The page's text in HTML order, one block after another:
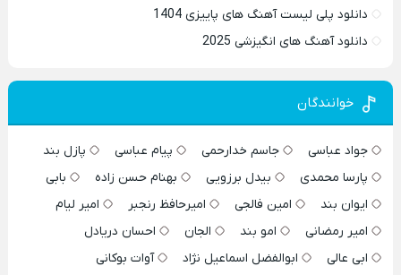
دانلود پلی لیست آهنگ های پاییزی 1404
دانلود آهنگ های انگیزشی 2025
خوانندگان
جواد عباسی جاسم خدارحمی پیام عباسی
پازل بند
پارسا محمدی
بیدل برزویی بهنام حسن زاده
بابی
ایوان بند
امین فالجی امیرحافظ رنجبر
امیر لیام
امیر رمضانی
امو بند الجان
احسان دریادل
ابی عالی
ابوالفضل اسماعیل نژاد
آوات بوکانی